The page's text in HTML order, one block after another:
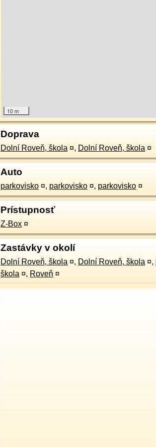
10 m
Doprava
Dolní Roveň, škola ¤, Dolní Roveň, škola ¤
Auto
parkovisko ¤, parkovisko ¤, parkovisko ¤
Prístupnosť
Z-Box ¤
Zastávky v okolí
Dolní Roveň, škola ¤, Dolní Roveň, škola ¤,
škola ¤, Roveň ¤